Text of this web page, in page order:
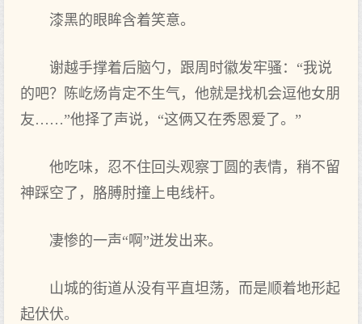
漆黑的眼眸含着笑意。
谢越手撑着后脑勺，跟周时徽发牢骚：“我说
的吧？陈屹炀肯定不生气，他就是找机会逗他女朋
友……”他择了声说，“这俩又在秀恩爱了。”
他吃味，忍不住回头观察丁圆的表情，稍不留
神踩空了，胳膊肘撞上电线杆。
凄惨的一声“啊”迸发出来。
山城的街道从没有平直坦荡，而是顺着地形起
起伏伏。